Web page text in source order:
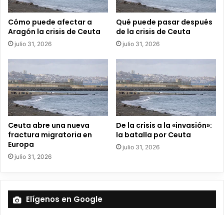
o
l
c
t
ó
n
i
c
o
Cómo puede afectar a
Aragón la crisis de Ceuta
julio 31, 2026
Qué puede pasar después
de la crisis de Ceuta
julio 31, 2026
Ceuta abre una nueva
fractura migratoria en
Europa
julio 31, 2026
De la crisis a la «invasión»:
la batalla por Ceuta
julio 31, 2026
Elígenos en Google